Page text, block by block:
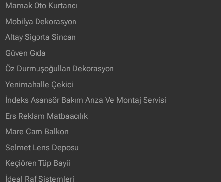
Mamak Oto Kurtarıcı
Mobilya Dekorasyon
Altay Sigorta Sincan
Güven Gıda
Öz Durmuşoğulları Dekorasyon
Yenimahalle Çekici
İndeks Asansör Bakım Arıza Ve Montaj Servisi
Ers Reklam Matbaacılık
Mare Cam Balkon
Selmet Lens Deposu
Keçiören Tüp Bayii
İdeal Raf Sistemleri